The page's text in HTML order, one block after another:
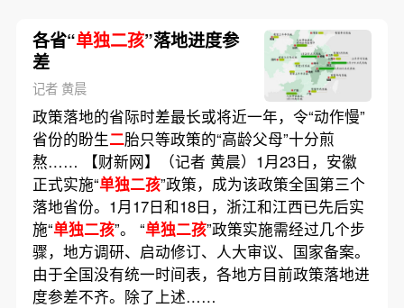
各省“单独二孩”落地进度参
差
记者 黄晨
政策落地的省际时差最长或将近一年，令“动作慢”
省份的盼生二胎只等政策的“高龄父母”十分煎
熬…… 【财新网】（记者 黄晨）1月23日，安徽
正式实施“单独二孩”政策，成为该政策全国第三个
落地省份。1月17日和18日，浙江和江西已先后实
施“单独二孩”。 “单独二孩”政策实施需经过几个步
骤，地方调研、启动修订、人大审议、国家备案。
由于全国没有统一时间表，各地方目前政策落地进
度参差不齐。除了上述……